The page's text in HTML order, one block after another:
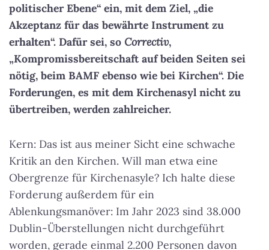
politischer Ebene“ ein, mit dem Ziel, „die
Akzeptanz für das bewährte Instrument zu
erhalten“. Dafür sei, so Correctiv,
„Kompromissbereitschaft auf beiden Seiten sei
nötig, beim BAMF ebenso wie bei Kirchen“. Die
Forderungen, es mit dem Kirchenasyl nicht zu
übertreiben, werden zahlreicher.
Kern: Das ist aus meiner Sicht eine schwache
Kritik an den Kirchen. Will man etwa eine
Obergrenze für Kirchenasyle? Ich halte diese
Forderung außerdem für ein
Ablenkungsmanöver: Im Jahr 2023 sind 38.000
Dublin-Überstellungen nicht durchgeführt
worden, gerade einmal 2.200 Personen davon